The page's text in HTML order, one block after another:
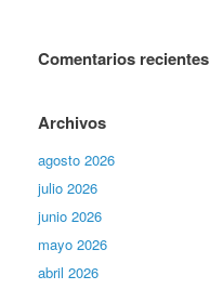
Comentarios recientes
Archivos
agosto 2026
julio 2026
junio 2026
mayo 2026
abril 2026